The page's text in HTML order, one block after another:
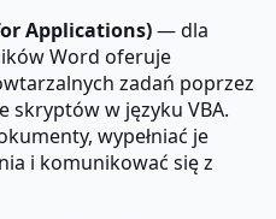
Applications)— dla
Word oferuje
zadań poprzez
skryptów w języku VBA.
wypełniać je
i komunikować się z